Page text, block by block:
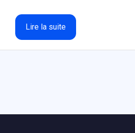
Lire la suite